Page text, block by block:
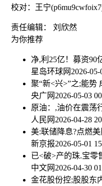
校对：王宁
责任编辑： 刘欣然
为你推荐
净,利25亿！募资90
星岛环球网 2026-
聚“新<兴>”之;能势
央广网 2026-05-03
原油：,油价在震荡
人民网 2026-04-28
美:联储降息?点燃
新京报2026-05-01
已<破>产的珠.宝零
中文网 2026-04-30
金花股份控;股股东